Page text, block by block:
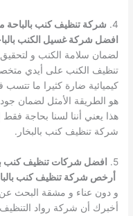
4. شركة تنظيف كنب بالباحة
افضل شركة غسيل الكنب
لضمان سلامة الكنب و
تنظيف الكنب على أيدي
كيميائية ضارة كثيرا ما تتسب
هو الطريقة الأمثل لضمان
هذا يعني أننا لسنا بحاجة
شركة تنظيف كنب بالبخار.
5. افضل شركات تنظيف كنب
أرخص شركة تنظيف كنب
و دون عناء و مشقة البحث
أخبرك أن شركة رواد